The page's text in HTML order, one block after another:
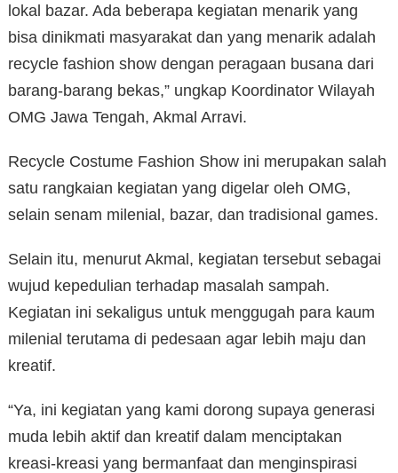
lokal bazar. Ada beberapa kegiatan menarik yang
bisa dinikmati masyarakat dan yang menarik adalah
recycle fashion show dengan peragaan busana dari
barang-barang bekas,” ungkap Koordinator Wilayah
OMG Jawa Tengah, Akmal Arravi.
Recycle Costume Fashion Show ini merupakan salah
satu rangkaian kegiatan yang digelar oleh OMG,
selain senam milenial, bazar, dan tradisional games.
Selain itu, menurut Akmal, kegiatan tersebut sebagai
wujud kepedulian terhadap masalah sampah.
Kegiatan ini sekaligus untuk menggugah para kaum
milenial terutama di pedesaan agar lebih maju dan
kreatif.
“Ya, ini kegiatan yang kami dorong supaya generasi
muda lebih aktif dan kreatif dalam menciptakan
kreasi-kreasi yang bermanfaat dan menginspirasi